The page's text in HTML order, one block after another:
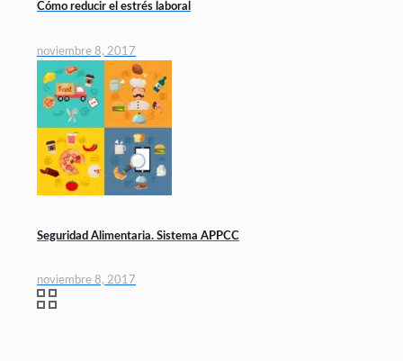
Cómo reducir el estrés laboral
noviembre 8, 2017
Seguridad Alimentaria. Sistema APPCC
noviembre 8, 2017